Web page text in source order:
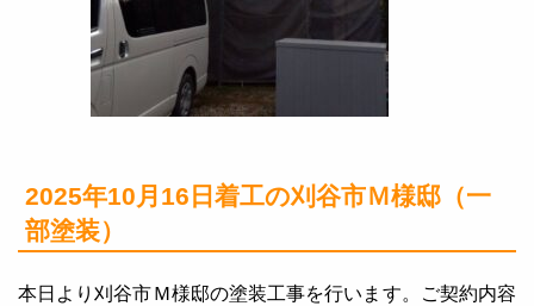
2025年10月16日着工の刈谷市Ｍ様邸（一
部塗装）
本日より刈谷市Ｍ様邸の塗装工事を行います。ご契約内容